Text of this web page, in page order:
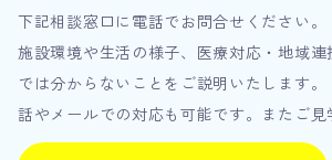
下記相談窓口に電話でお問合せください。
施設環境や生活の様子、医療対応・地域連
では分からないことをご説明いたします
話やメールでの対応も可能です。またご見